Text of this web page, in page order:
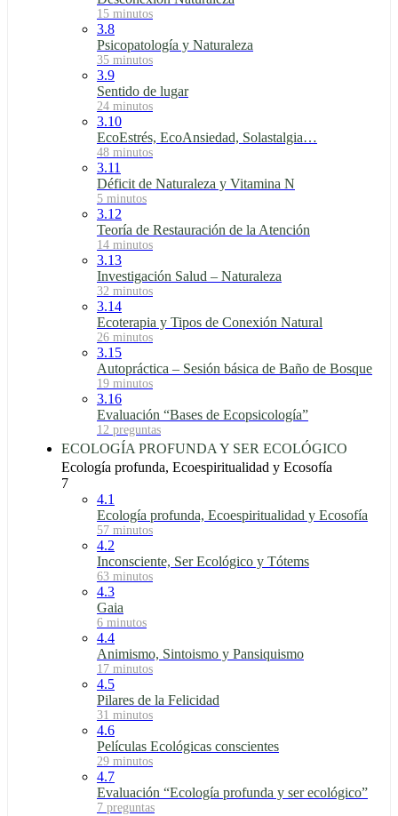
15 minutos
3.8
Psicopatología y Naturaleza
35 minutos
3.9
Sentido de lugar
24 minutos
3.10
EcoEstrés, EcoAnsiedad, Solastalgia…
48 minutos
3.11
Déficit de Naturaleza y Vitamina N
5 minutos
3.12
Teoría de Restauración de la Atención
14 minutos
3.13
Investigación Salud – Naturaleza
32 minutos
3.14
Ecoterapia y Tipos de Conexión Natural
26 minutos
3.15
Autopráctica – Sesión básica de Baño de Bosque
19 minutos
3.16
Evaluación “Bases de Ecopsicología”
12 preguntas
ECOLOGÍA PROFUNDA Y SER ECOLÓGICO
Ecología profunda, Ecoespiritualidad y Ecosofía
7
4.1
Ecología profunda, Ecoespiritualidad y Ecosofía
57 minutos
4.2
Inconsciente, Ser Ecológico y Tótems
63 minutos
4.3
Gaia
6 minutos
4.4
Animismo, Sintoismo y Pansiquismo
17 minutos
4.5
Pilares de la Felicidad
31 minutos
4.6
Películas Ecológicas conscientes
29 minutos
4.7
Evaluación “Ecología profunda y ser ecológico”
7 preguntas